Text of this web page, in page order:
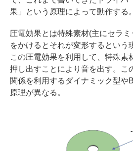
果」という原理によって動作する。
圧電効果とは特殊素材(主にセラ
をかけるとそれが変形するという
この圧電効果を利用して、特殊素
押し出すことにより音を出す。こ
関係を利用するダイナミック型や
原理が異なる。